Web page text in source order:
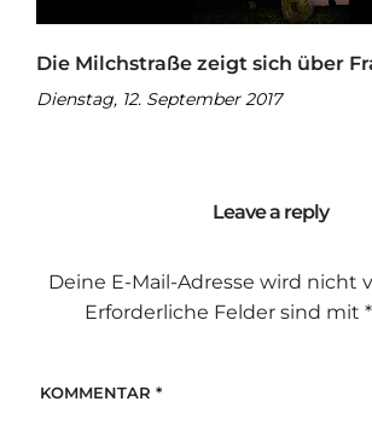
Die Milchstraße zeigt sich über
Dienstag, 12. September 2017
Leave a reply
Deine E-Mail-Adresse wird nicht
Erforderliche Felder sind mit *
KOMMENTAR *